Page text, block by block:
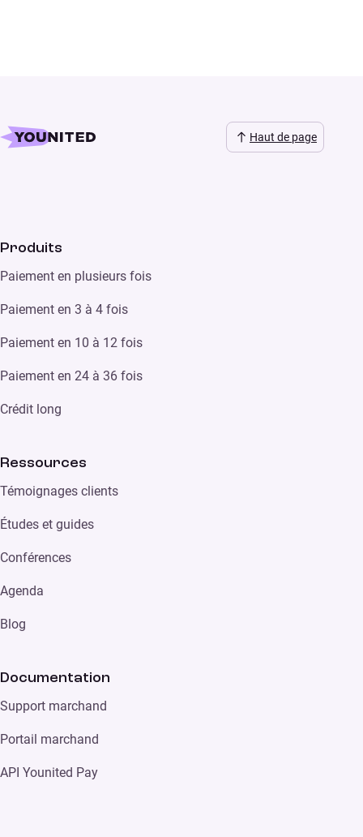
Haut de page
Produits
Paiement en plusieurs fois
Paiement en 3 à 4 fois
Paiement en 10 à 12 fois
Paiement en 24 à 36 fois
Crédit long
Ressources
Témoignages clients
Études et guides
Conférences
Agenda
Blog
Documentation
Support marchand
Portail marchand
API Younited Pay